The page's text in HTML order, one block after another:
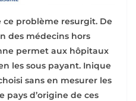
ce problème resurgit. De
des médecins hors
permet aux hôpitaux
les sous payant. Inique
sans en mesurer les
pays d’origine de ces